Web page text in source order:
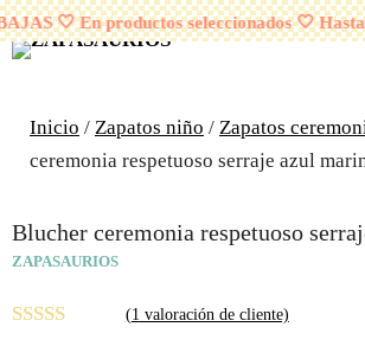
🤍 En productos seleccionados 🤍
Saltar
al
¡ENVÍOS GRATUITOS A PARTIR DE
Inicio / Zapatos niño / Zapatos
ceremonia respetuoso serraje azul
Blucher ceremonia respetuoso
ZAPASAURIOS
(1 valoración de cliente)